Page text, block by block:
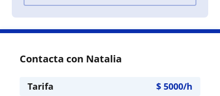
Contacta con Natalia
Tarifa $ 5000/h